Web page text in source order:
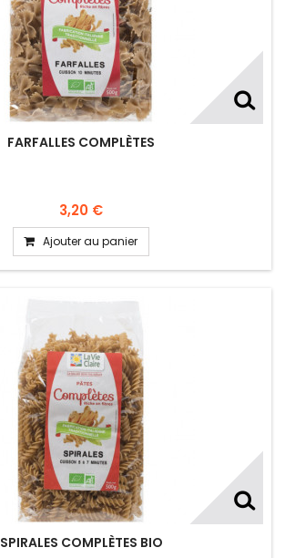
FARFALLES COMPLÈTES
3,20 €
Ajouter au panier
SPIRALES COMPLÈTES BIO